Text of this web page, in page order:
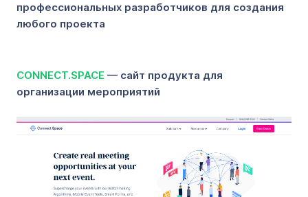
профессиональных разработчиков для создания
любого проекта
CONNECT.SPACE — сайт продукта для
организации мероприятий